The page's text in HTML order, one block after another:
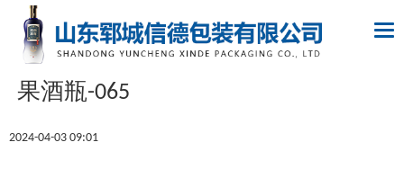
果酒瓶-065
2024-04-03 09:01